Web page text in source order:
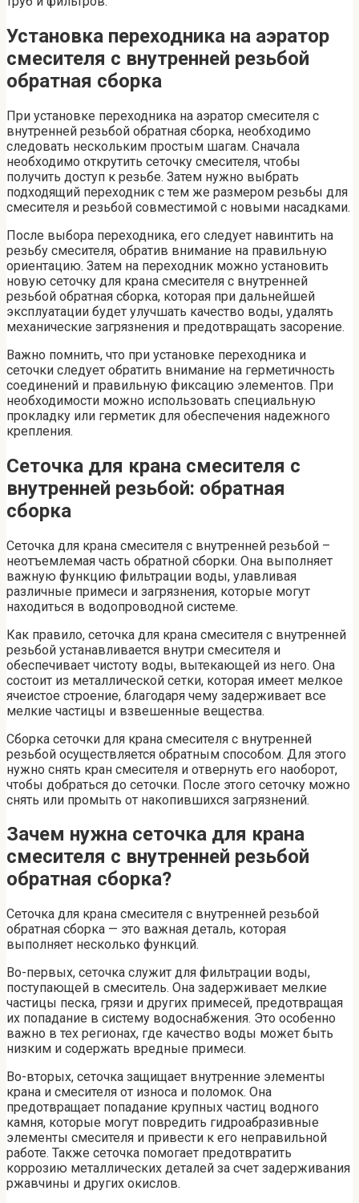
Установка переходника на аэратор
смесителя с внутренней резьбой
обратная сборка
При установке переходника на аэратор смесителя с
внутренней резьбой обратная сборка, необходимо
следовать нескольким простым шагам. Сначала
необходимо открутить сеточку смесителя, чтобы
получить доступ к резьбе. Затем нужно выбрать
подходящий переходник с тем же размером резьбы для
смесителя и резьбой совместимой с новыми насадками.
После выбора переходника, его следует навинтить на
резьбу смесителя, обратив внимание на правильную
ориентацию. Затем на переходник можно установить
новую сеточку для крана смесителя с внутренней
резьбой обратная сборка, которая при дальнейшей
эксплуатации будет улучшать качество воды, удалять
механические загрязнения и предотвращать засорение.
Важно помнить, что при установке переходника и
сеточки следует обратить внимание на герметичность
соединений и правильную фиксацию элементов. При
необходимости можно использовать специальную
прокладку или герметик для обеспечения надежного
крепления.
Сеточка для крана смесителя с
внутренней резьбой: обратная
сборка
Сеточка для крана смесителя с внутренней резьбой –
неотъемлемая часть обратной сборки. Она выполняет
важную функцию фильтрации воды, улавливая
различные примеси и загрязнения, которые могут
находиться в водопроводной системе.
Как правило, сеточка для крана смесителя с внутренней
резьбой устанавливается внутри смесителя и
обеспечивает чистоту воды, вытекающей из него. Она
состоит из металлической сетки, которая имеет мелкое
ячеистое строение, благодаря чему задерживает все
мелкие частицы и взвешенные вещества.
Сборка сеточки для крана смесителя с внутренней
резьбой осуществляется обратным способом. Для этого
нужно снять кран смесителя и отвернуть его наоборот,
чтобы добраться до сеточки. После этого сеточку можно
снять или промыть от накопившихся загрязнений.
Зачем нужна сеточка для крана
смесителя с внутренней резьбой
обратная сборка?
Сеточка для крана смесителя с внутренней резьбой
обратная сборка — это важная деталь, которая
выполняет несколько функций.
Во-первых, сеточка служит для фильтрации воды,
поступающей в смеситель. Она задерживает мелкие
частицы песка, грязи и других примесей, предотвращая
их попадание в систему водоснабжения. Это особенно
важно в тех регионах, где качество воды может быть
низким и содержать вредные примеси.
Во-вторых, сеточка защищает внутренние элементы
крана и смесителя от износа и поломок. Она
предотвращает попадание крупных частиц водного
камня, которые могут повредить гидроабразивные
элементы смесителя и привести к его неправильной
работе. Также сеточка помогает предотвратить
коррозию металлических деталей за счет задерживания
ржавчины и других окислов.